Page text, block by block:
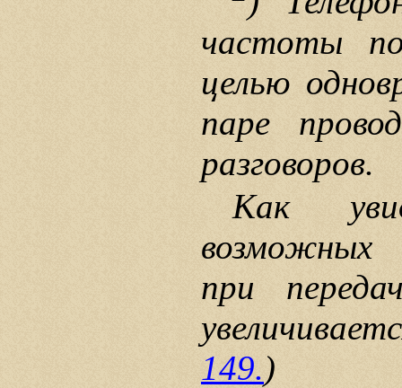
частоты
целью
паре
разговоров.
Как
возможных
при
149.)